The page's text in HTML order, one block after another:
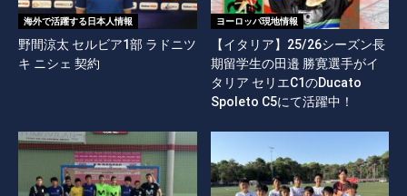
海外で活躍する日本人情報
野間涼太 セルビア1部 ラドニツ
キ ニシェ 契約
ヨーロッパ現地情報
【イタリア】25/26シーズン長
期留学生の田邉 勝寛選手がイ
タリア セリエC1のDucato
Spoleto C5にて活躍中！